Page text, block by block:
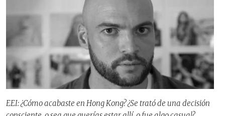
EEI: ¿Cómo acabaste en Hong Kong? ¿Se trató de una decisión